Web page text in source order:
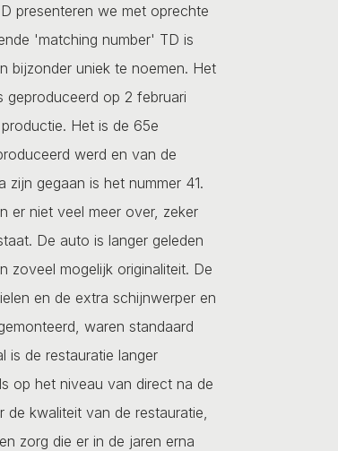
presenteren we met oprechte
'matching number' TD is
bijzonder uniek te noemen. Het
op 2 februari
Het is de 65e
werd en van de
zijn gegaan is het nummer 41.
er niet veel meer over, zeker
De auto is langer geleden
zoveel mogelijk originaliteit. De
en de extra schijnwerper en
waren standaard
is de restauratie langer
op het niveau van direct na de
kwaliteit van de restauratie,
zorg die er in de jaren erna